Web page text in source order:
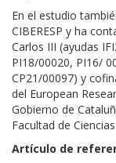
En el estudio
CIBERESP y ha
Carlos III (ayudas
PI18/00020, PI16/
CP21/00097) y
del European
Gobierno de
Facultad de
Artículo de